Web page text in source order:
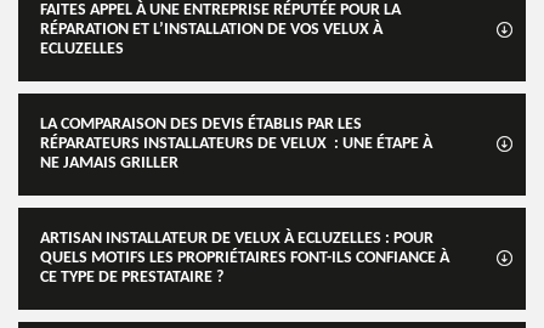
FAITES APPEL À UNE ENTREPRISE RÉPUTÉE POUR LA
RÉPARATION ET L’INSTALLATION DE VOS VELUX À
ECLUZELLES
LA COMPARAISON DES DEVIS ÉTABLIS PAR LES
RÉPARATEURS INSTALLATEURS DE VELUX : UNE ÉTAPE À
NE JAMAIS GRILLER
ARTISAN INSTALLATEUR DE VELUX À ECLUZELLES : POUR
QUELS MOTIFS LES PROPRIÉTAIRES FONT-ILS CONFIANCE À
CE TYPE DE PRESTATAIRE ?